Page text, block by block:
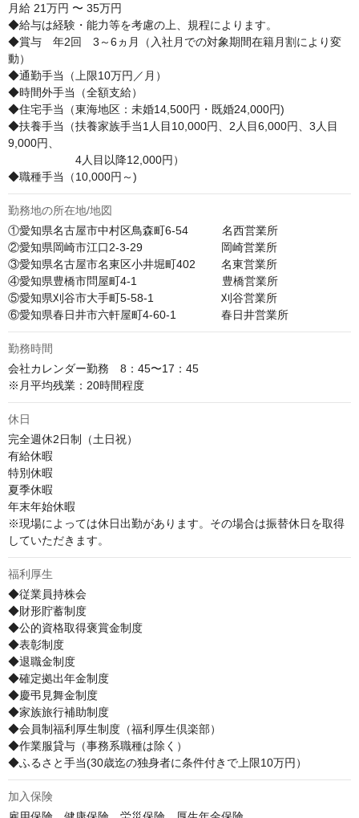
月給 21万円 〜 35万円
◆給与は経験・能力等を考慮の上、規程によります。
◆賞与　年2回　3～6ヵ月（入社月での対象期間在籍月割により変
動）
◆通勤手当（上限10万円／月）
◆時間外手当（全額支給）
◆住宅手当（東海地区：未婚14,500円・既婚24,000円)
◆扶養手当（扶養家族手当1人目10,000円、2人目6,000円、3人目
9,000円、
4人目以降12,000円）
◆職種手当（10,000円～)
勤務地の所在地/地図
①愛知県名古屋市中村区鳥森町6-54　　　名西営業所
②愛知県岡崎市江口2-3-29　　　　　　　岡崎営業所
③愛知県名古屋市名東区小井堀町402　　 名東営業所
④愛知県豊橋市問屋町4-1　　　　　　　  豊橋営業所
⑤愛知県刈谷市大手町5-58-1　　　　　　刈谷営業所
⑥愛知県春日井市六軒屋町4-60-1　　　　春日井営業所
勤務時間
会社カレンダー勤務　8：45〜17：45
※月平均残業：20時間程度
休日
完全週休2日制（土日祝）
有給休暇
特別休暇
夏季休暇
年末年始休暇
※現場によっては休日出勤があります。その場合は振替休日を取得
していただきます。
福利厚生
◆従業員持株会
◆財形貯蓄制度
◆公的資格取得褒賞金制度
◆表彰制度
◆退職金制度
◆確定拠出年金制度
◆慶弔見舞金制度
◆家族旅行補助制度
◆会員制福利厚生制度（福利厚生倶楽部）
◆作業服貸与（事務系職種は除く）
◆ふるさと手当(30歳迄の独身者に条件付きで上限10万円）
加入保険